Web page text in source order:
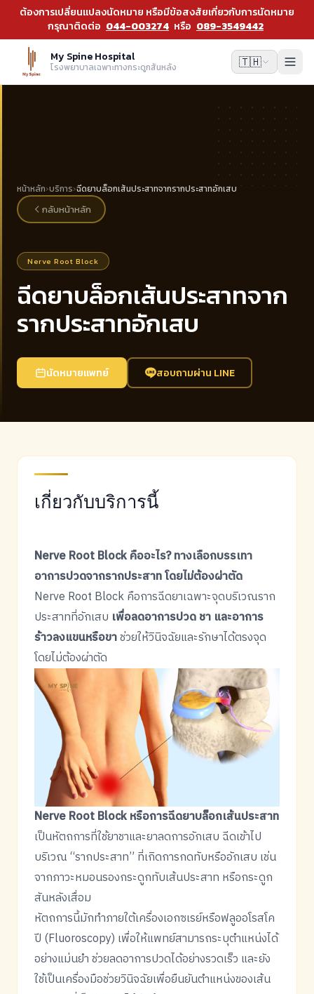
ต้องการเปลี่ยนแปลงนัดหมาย หรือมีข้อสงสัยเกี่ยวกับการนัดหมาย
กรุณาติดต่อ 044-003274 หรือ 089-3549442
My Spine Hospital
โรงพยาบาลเฉพาะทางกระดูกสันหลัง 🇹🇭
หน้าหลัก›บริการ›ฉีดยาบล็อกเส้นประสาทจากรากประสาทอักเสบ
กลับหน้าหลัก
Nerve Root Block
ฉีดยาบล็อกเส้นประสาทจาก
รากประสาทอักเสบ
นัดหมายแพทย์ สอบถามผ่าน LINE
เกี่ยวกับบริการนี้
Nerve Root Block คืออะไร? ทางเลือกบรรเทา
อาการปวดจากรากประสาท โดยไม่ต้องผ่าตัด
Nerve Root Block คือการฉีดยาเฉพาะจุดบริเวณราก
ประสาทที่อักเสบ เพื่อลดอาการปวด ชา และอาการ
ร้าวลงแขนหรือขาช่วยให้วินิจฉัยและรักษาได้ตรงจุด
โดยไม่ต้องผ่าตัด
Nerve Root Block หรือการฉีดยาบล็อกเส้นประสาท
เป็นหัตถการที่ใช้ยาชาและยาลดการอักเสบ ฉีดเข้าไป
บริเวณ “รากประสาท” ที่เกิดการกดทับหรืออักเสบ เช่น
จากภาวะหมอนรองกระดูกทับเส้นประสาท หรือกระดูก
สันหลังเสื่อม
หัตถการนี้มักทำภายใต้เครื่องเอกซเรย์หรือฟลูออโรสโค
ปี (Fluoroscopy) เพื่อให้แพทย์สามารถระบุตำแหน่งได้
อย่างแม่นยำ ช่วยลดอาการปวดได้อย่างรวดเร็ว และยัง
ใช้เป็นเครื่องมือช่วยวินิจฉัยเพื่อยืนยันตำแหน่งของเส้น